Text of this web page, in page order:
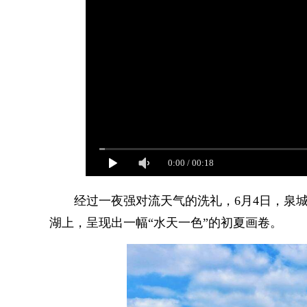
0:00 / 00:18
经过一夜强对流天气的洗礼，6月4日，泉
湖上，呈现出一幅“水天一色”的初夏画卷。